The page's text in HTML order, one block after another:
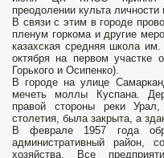
преодолении культа личности
В связи с этим в городе
пленум горкома и другие
казахская средняя школа
октября на первом участке
Горького и Осипенко).
В городе на улице
мечеть моллы Куспана.
правой стороны реки
столетия, была закрыта, а
В феврале 1957 года
административный район,
хозяйства. Все